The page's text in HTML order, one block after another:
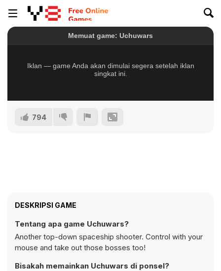
794
DESKRIPSI GAME
Tentang apa game Uchuwars?
Another top-down spaceship shooter. Control with your
mouse and take out those bosses too!
Bisakah memainkan Uchuwars di ponsel?